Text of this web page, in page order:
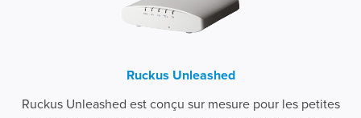
Ruckus Unleashed
Ruckus Unleashed est conçu sur mesure pour les petites